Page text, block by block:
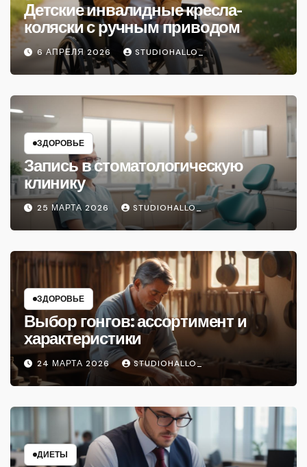
Детские инвалидные кресла-
коляски с ручным приводом
6 АПРЕЛЯ 2026 STUDIOHALLO_
ЗДОРОВЬЕ
Запись в стоматологическую
клинику
25 МАРТА 2026 STUDIOHALLO_
ЗДОРОВЬЕ
Выбор гонгов: ассортимент и
характеристики
24 МАРТА 2026 STUDIOHALLO_
ДИЕТЫ